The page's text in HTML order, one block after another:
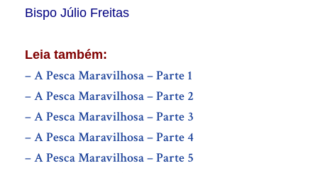
Bispo Júlio Freitas
Leia também:
– A Pesca Maravilhosa – Parte 1
– A Pesca Maravilhosa – Parte 2
– A Pesca Maravilhosa – Parte 3
– A Pesca Maravilhosa – Parte 4
– A Pesca Maravilhosa – Parte 5